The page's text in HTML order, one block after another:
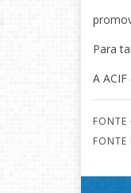
Para
A
FONTE
FONTE